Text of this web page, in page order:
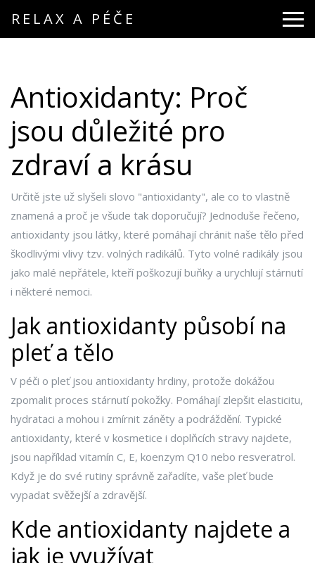
RELAX A PÉČE
Antioxidanty: Proč
jsou důležité pro
zdraví a krásu
Určitě jste už slyšeli slovo "antioxidanty", ale co to vlastně
znamená a proč je všude tak doporučují? Jednoduše řečeno,
antioxidanty jsou látky, které pomáhají chránit naše tělo před
škodlivými vlivy tzv. volných radikálů. Tyto volné radikály jsou
jako malé nepřátele, kteří poškozují buňky a urychlují stárnutí
i některé nemoci.
Jak antioxidanty působí na
pleť a tělo
V péči o pleť jsou antioxidanty hrdiny, protože dokážou
zpomalit proces stárnutí pokožky. Pomáhají zlepšit elasticitu,
hydrataci a mohou i zmírnit záněty a podráždění. Typické
antioxidanty, které v kosmetice i doplňcích stravy najdete,
jsou například vitamín C, E, koenzym Q10 nebo resveratrol.
Když je do své rutiny správně zařadíte, vaše pleť bude
vypadat svěžejší a zdravější.
Kde antioxidanty najdete a
jak je využívat